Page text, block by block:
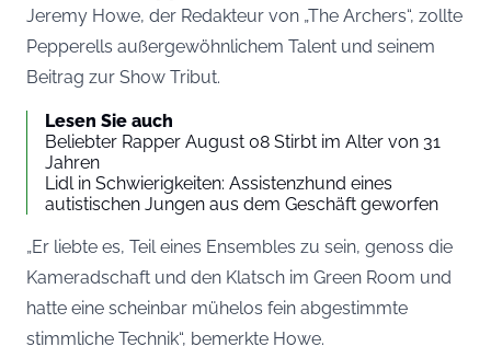
Jeremy Howe, der Redakteur von „The Archers“, zollte
Pepperells außergewöhnlichem Talent und seinem
Beitrag zur Show Tribut.
Lesen Sie auch
Beliebter Rapper August 08 Stirbt im Alter von 31
Jahren
Lidl in Schwierigkeiten: Assistenzhund eines
autistischen Jungen aus dem Geschäft geworfen
„Er liebte es, Teil eines Ensembles zu sein, genoss die
Kameradschaft und den Klatsch im Green Room und
hatte eine scheinbar mühelos fein abgestimmte
stimmliche Technik“, bemerkte Howe.